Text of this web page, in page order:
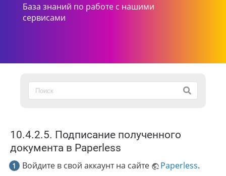
База знаний по работе с нашими
сервисами
10.4.2.5. Подписание полученного
документа в Paperless
Войдите в свой аккаунт на сайте Paperless.